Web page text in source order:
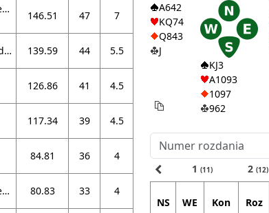
Klub Uczelniany AZS Uniwersytetu Warszawskiego, Warszawa
146.51 47 7
Gdańskie Towarzystwo Brydżowe, Gdańsk 139.59 44 5.5
126.86 41 4.5
117.34 39 4.5
84.81 36 4
Klub Uczelniany AZS Uniwersytetu Warszawskiego, Warszawa 80.83 33 4
A642
KQ74
Q843
J
KJ3
A1093
1097
962
navigate_before 1 (11) 2 (12)
NS WE Kon Roz